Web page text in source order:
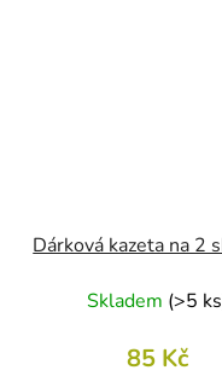
Dárková kazeta na 2
Skladem (>5 ks
85 Kč